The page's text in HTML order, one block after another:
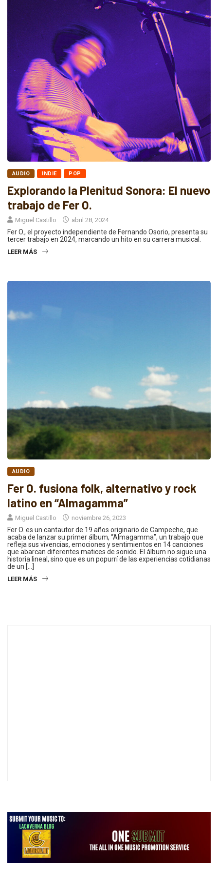
AUDIO INDIE POP
Explorando la Plenitud Sonora: El nuevo
trabajo de Fer O.
Miguel Castillo abril 28, 2024
Fer O., el proyecto independiente de Fernando Osorio, presenta su
tercer trabajo en 2024, marcando un hito en su carrera musical.
LEER MÁS
AUDIO
Fer O. fusiona folk, alternativo y rock
latino en “Almagamma”
Miguel Castillo noviembre 26, 2023
Fer O. es un cantautor de 19 años originario de Campeche, que
acaba de lanzar su primer álbum, “Almagamma”, un trabajo que
refleja sus vivencias, emociones y sentimientos en 14 canciones
que abarcan diferentes matices de sonido. El álbum no sigue una
historia lineal, sino que es un popurrí de las experiencias cotidianas
de un […]
LEER MÁS